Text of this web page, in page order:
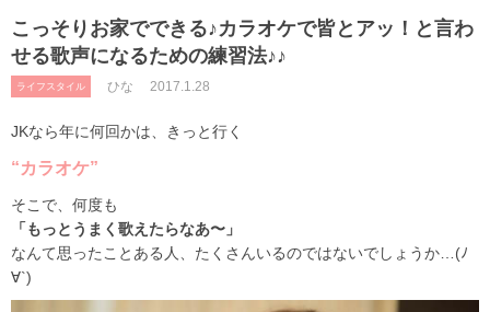
こっそりお家でできる♪カラオケで皆とアッ！と言わ
せる歌声になるための練習法♪♪
ライフスタイル ひな 2017.1.28
JKなら年に何回かは、きっと行く
“カラオケ”
そこで、何度も
「もっとうまく歌えたらなあ〜」
なんて思ったことある人、たくさんいるのではないでしょうか…(ﾉ
∀`)